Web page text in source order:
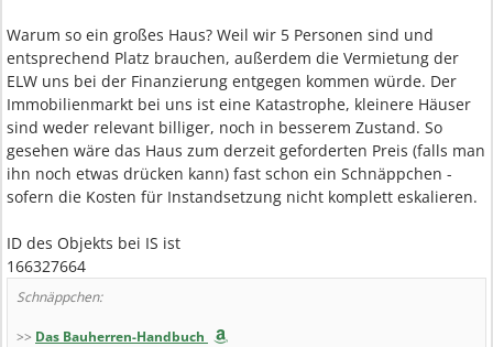
Warum so ein großes Haus? Weil wir 5 Personen sind und
entsprechend Platz brauchen, außerdem die Vermietung der
ELW uns bei der Finanzierung entgegen kommen würde. Der
Immobilienmarkt bei uns ist eine Katastrophe, kleinere Häuser
sind weder relevant billiger, noch in besserem Zustand. So
gesehen wäre das Haus zum derzeit geforderten Preis (falls man
ihn noch etwas drücken kann) fast schon ein Schnäppchen -
sofern die Kosten für Instandsetzung nicht komplett eskalieren.
ID des Objekts bei IS ist
166327664
Schnäppchen:
>> Das Bauherren-Handbuch